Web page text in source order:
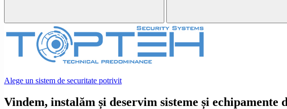
Alege un sistem de securitate potrivit
Vindem, instalăm și deservim sisteme și